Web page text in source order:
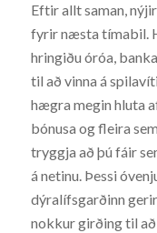
Eftir allt saman,
fyrir næsta tímabil.
hringiðu óróa,
til að vinna á
hægra megin hluta
bónusa og fleira
tryggja að þú fáir
á netinu. Þessi
dýralífsgarðinn
nokkur girðing til